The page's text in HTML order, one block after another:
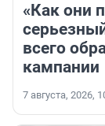
«Как они
всего
кампании
7 августа, 2026,